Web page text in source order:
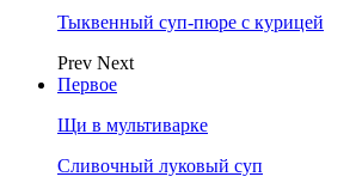
Тыквенный суп-пюре с курицей
Prev Next
Первое
Щи в мультиварке
Сливочный луковый суп